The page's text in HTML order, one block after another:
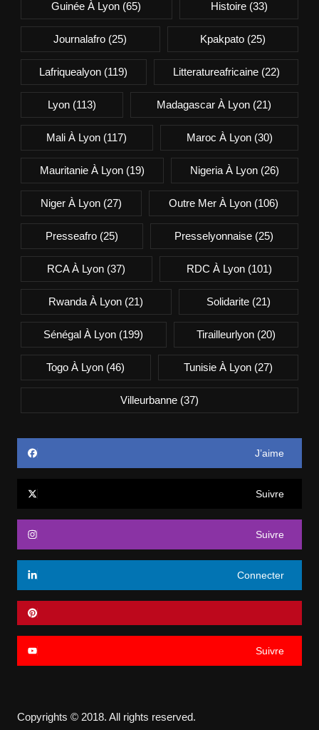
Guinée À Lyon (65) Histoire(33)
Journalafro (25) Kpakpato(25)
Lafriquealyon (119) Litteratureafricaine(22)
Lyon(113) Madagascar À Lyon (21)
Mali À Lyon (117) Maroc À Lyon(30)
Mauritanie À Lyon(19) Nigeria À Lyon (26)
Niger À Lyon(27) Outre Mer À Lyon (106)
Presseafro(25) Presselyonnaise (25)
RCA À Lyon (37) RDC À Lyon(101)
Rwanda À Lyon (21) Solidarite(21)
Sénégal À Lyon (199) Tirailleurlyon(20)
Togo À Lyon (46) Tunisie À Lyon(27)
Villeurbanne(37)
J’aime
Suivre
Suivre
Connecter
Suivre
Copyrights © 2018. All rights reserved.